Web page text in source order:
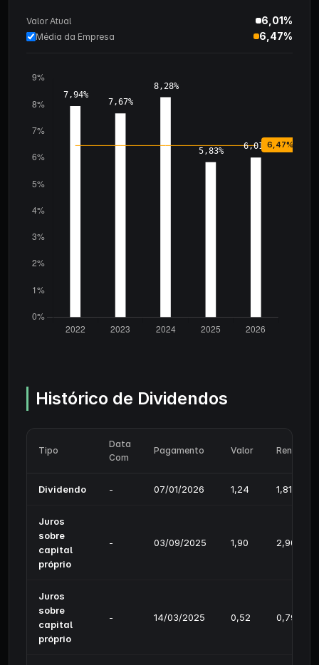
Valor Atual 6,01%
Média da Empresa 6,47%
Histórico de Dividendos
Tipo
Data
Com
Pagamento Valor
Dividendo - 07/01/2026 1,24 1,81%
Juros
sobre
capital
próprio
- 03/09/2025 1,90 2,90%
Juros
sobre
capital
próprio
- 14/03/2025 0,52 0,79%